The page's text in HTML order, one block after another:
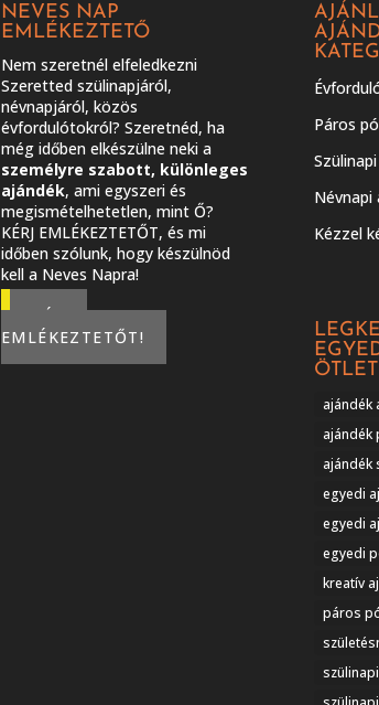
NEVES NAP
EMLÉKEZTETŐ
Nem szeretnél elfeledkezni
Szeretted szülinapjáról,
névnapjáról, közös
évfordulótokról? Szeretnéd, ha
még időben elkészülne neki a
személyre szabott, különleges
ajándék, ami egyszeri és
megismételhetetlen, mint Ő?
KÉRJ EMLÉKEZTETŐT, és mi
időben szólunk, hogy készülnöd
kell a Neves Napra!
KÉREK
EMLÉKEZTETŐT!
Páros
Névnapi
Kézzel
ajándék
ajándék
ajándék
egyedi
egyedi
egyedi
kreatív
páros